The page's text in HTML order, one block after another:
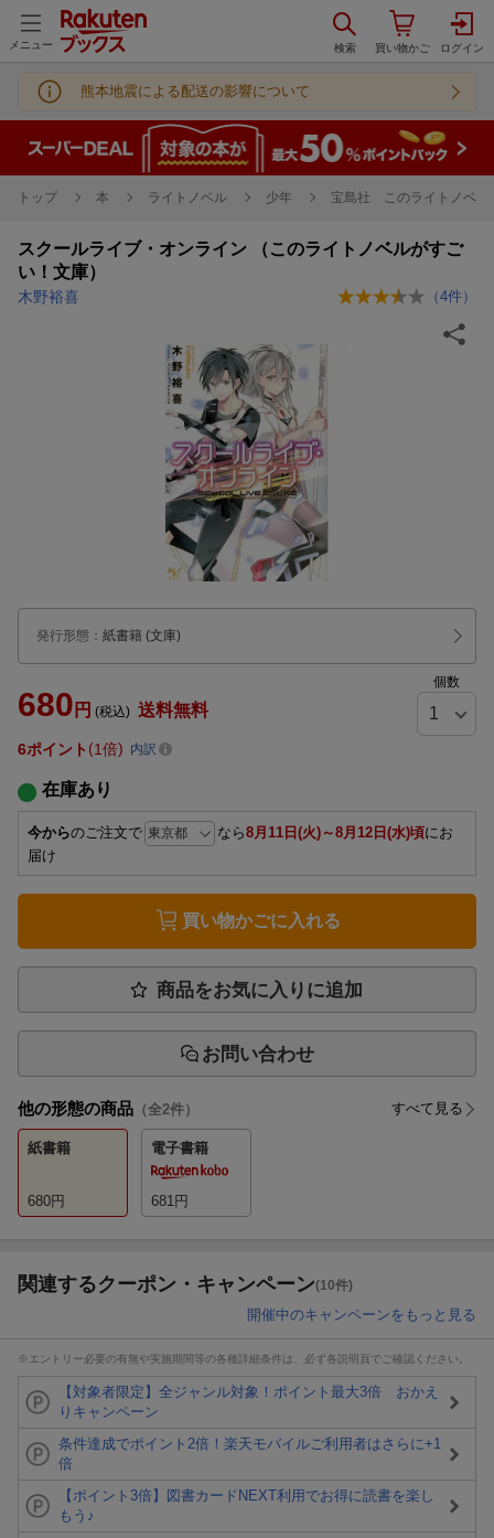
メニュー
熊本地震による配送の影響について
トップ 本 ライトノベル 少年 宝島社 このライトノベル
スクールライブ・オンライン （このライトノベルがすご
い！文庫）
木野裕喜 （4件）
発行形態 ： 紙書籍 (文庫)
680 円 (税込) 送料無料
個数
6ポイント 1倍 内訳
在庫あり
今からのご注文で なら8月11日(火)～8月12日(水)頃にお
届け
買い物かごに入れる
商品をお気に入りに追加
お問い合わせ
他の形態の商品 （全2件） すべて見る
紙書籍
680円
電子書籍
681 円
関連するクーポン・キャンペーン(10件)
開催中のキャンペーンをもっと見る
※エントリー必要の有無や実施期間等の各種詳細条件は、必ず各説明頁でご確認ください。
【対象者限定】全ジャンル対象！ポイント最大3倍 おかえ
りキャンペーン
条件達成でポイント2倍！楽天モバイルご利用者はさらに+1
倍
【ポイント3倍】図書カードNEXT利用でお得に読書を楽し
もう♪